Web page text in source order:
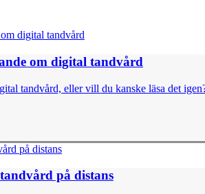
om digital tandvård
tandvård, eller vill du kanske läsa det
på distans